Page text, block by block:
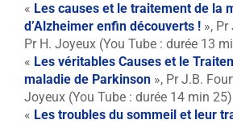
« Les causes et le traitement de la
d’Alzheimer enfin découverts !», Pr
Pr H. Joyeux (You Tube : durée 13
« Les véritables Causes et le
maladie de Parkinson», Pr J.B.
Joyeux (You Tube : durée 14 min 25)
« Les troubles du sommeil et leur